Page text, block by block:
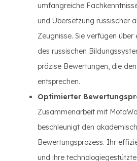
umfangreiche
und Übersetzung russischer
Zeugnisse. Sie verfügen
des russischen
präzise Bewertungen, die
entsprechen.
Optimierter
Zusammenarbeit mit
beschleunigt den
Bewertungsprozess. Ihr
und ihre